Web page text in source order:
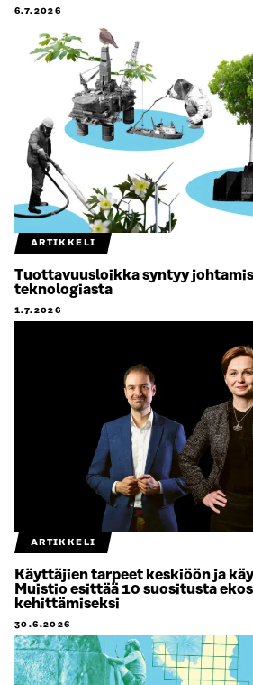
6.7.2026
ARTIKKELI
Tuottavuusloikka syntyy
teknologiasta
1.7.2026
ARTIKKELI
Käyttäjien tarpeet keskiöön ja
Muistio esittää 10 suositusta
kehittämiseksi
30.6.2026